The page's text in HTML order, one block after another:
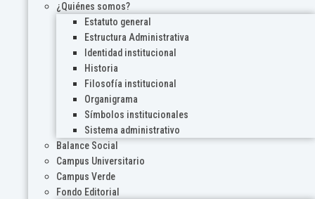
¿Quiénes somos?
Estatuto general
Estructura Administrativa
Identidad institucional
Historia
Filosofía institucional
Organigrama
Símbolos institucionales
Sistema administrativo
Balance Social
Campus Universitario
Campus Verde
Fondo Editorial